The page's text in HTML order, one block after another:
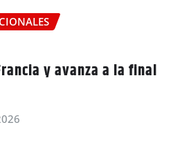
y avanza a la final